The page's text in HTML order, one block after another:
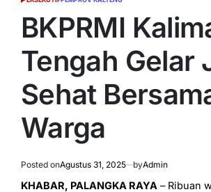
POSTED
BKPRMI
Tengah Gelar
Sehat
Warga
Posted onAgustus 31, 2025 byAdmin
KHABAR, PALANGKA RAYA – Ribuan